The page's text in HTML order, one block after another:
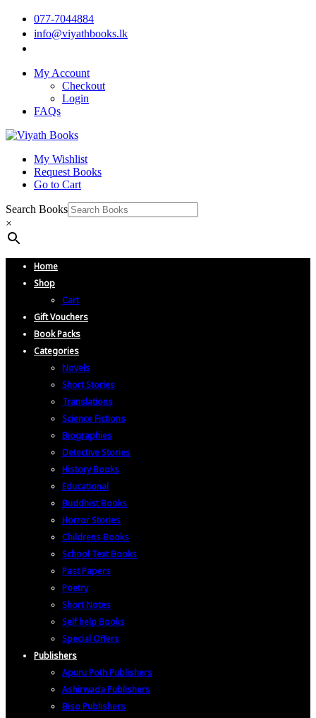
077-7044884
info@viyathbooks.lk
My Account
Checkout
Login
FAQs
My Wishlist
Request Books
Go to Cart
Search Books
×
Home
Shop
Cart
Gift Vouchers
Book Packs
Categories
Novels
Short Stories
Translations
Science Fictions
Biographies
Detective Stories
History Books
Educational
Buddhist Books
Horror Stories
Childrens Books
School Text Books
Past Papers
Poetry
Short Notes
Self help Books
Special Offers
Publishers
Apuru Poth Publishers
Ashirwada Publishers
Biso Publishers